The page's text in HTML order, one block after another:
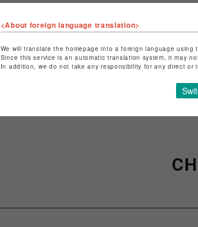
特定商取引法など法
<About foreign language translation>
We will translate the homepage into a foreign language using
Since this service is an automatic translation system, it may
In addition, we do not take any responsibility for any direct